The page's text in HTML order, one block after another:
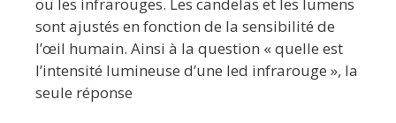
ou les infrarouges. Les candelas et les lumens
sont ajustés en fonction de la sensibilité de
l’œil humain. Ainsi à la question « quelle est
l’intensité lumineuse d’une led infrarouge », la
seule réponse